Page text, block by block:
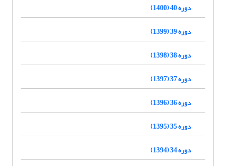
دوره 40 (1400)
دوره 39 (1399)
دوره 38 (1398)
دوره 37 (1397)
دوره 36 (1396)
دوره 35 (1395)
دوره 34 (1394)